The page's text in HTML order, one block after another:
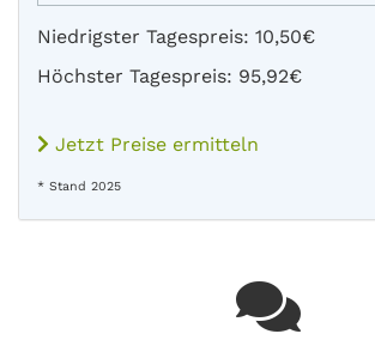
Niedrigster Tagespreis: 10,50€
Höchster Tagespreis: 95,92€
Jetzt Preise ermitteln
* Stand 2025